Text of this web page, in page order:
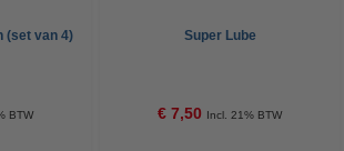
(set van 4)
BTW
Super Lube
€ 7,50 Incl. 21% BTW